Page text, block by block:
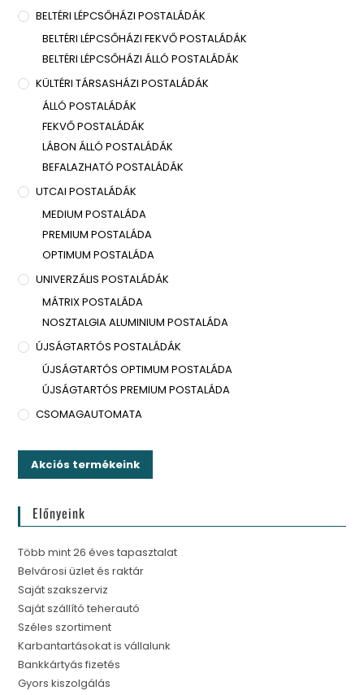
BELTÉRI LÉPCSŐHÁZI POSTALÁDÁK
BELTÉRI LÉPCSŐHÁZI FEKVŐ POSTALÁDÁK
BELTÉRI LÉPCSŐHÁZI ÁLLÓ POSTALÁDÁK
KÜLTÉRI TÁRSASHÁZI POSTALÁDÁK
ÁLLÓ POSTALÁDÁK
FEKVŐ POSTALÁDÁK
LÁBON ÁLLÓ POSTALÁDÁK
BEFALAZHATÓ POSTALÁDÁK
UTCAI POSTALÁDÁK
MEDIUM POSTALÁDA
PREMIUM POSTALÁDA
OPTIMUM POSTALÁDA
UNIVERZÁLIS POSTALÁDÁK
MÁTRIX POSTALÁDA
NOSZTALGIA ALUMINIUM POSTALÁDA
ÚJSÁGTARTÓS POSTALÁDÁK
ÚJSÁGTARTÓS OPTIMUM POSTALÁDA
ÚJSÁGTARTÓS PREMIUM POSTALÁDA
CSOMAGAUTOMATA
Akciós termékeink
Előnyeink
Több mint 26 éves tapasztalat
Belvárosi üzlet és raktár
Saját szakszerviz
Saját szállító teherautó
Széles szortiment
Karbantartásokat is vállalunk
Bankkártyás fizetés
Gyors kiszolgálás